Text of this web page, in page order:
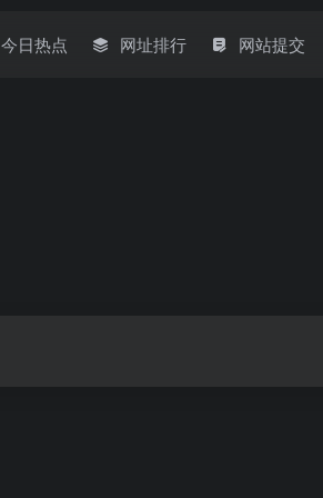
今日热点 网址排行 网站提交